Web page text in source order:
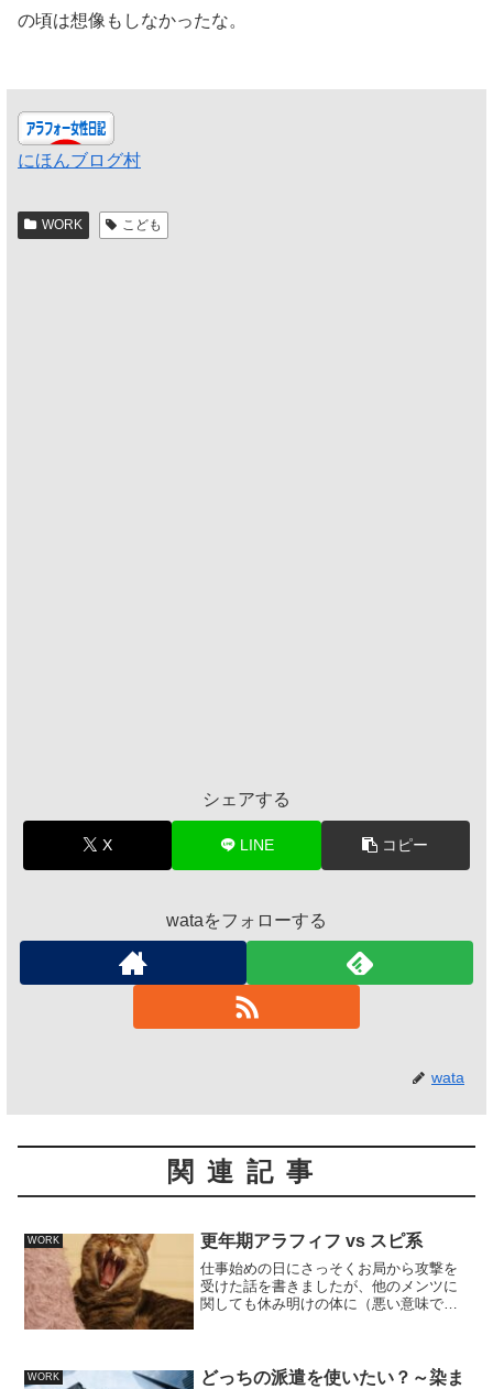
の頃は想像もしなかったな。
にほんブログ村
WORK こども
シェアする
X LINE コピー
wataをフォローする
wata
関連記事
WORK 更年期アラフィフ vs スピ系
仕事始めの日にさっそくお局から攻撃を
受けた話を書きましたが、他のメンツに
関しても休み明けの体に（悪い意味で）
こまでじゃなかったんです...
WORK
どっちの派遣を使いたい？～染ま